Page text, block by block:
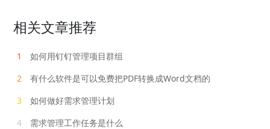
相关文章推荐
1
如何用钉钉管理项目群组
2
有什么软件是可以免费把PDF转换成Word文档的
3
如何做好需求管理计划
4
需求管理工作任务是什么